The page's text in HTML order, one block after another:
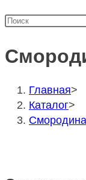
по
Поиск
сайте
Главная>
Каталог>